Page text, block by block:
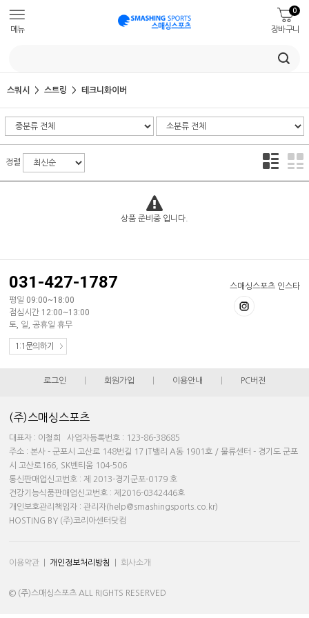
메뉴 장바구니
0
스쿼시 스트링 테크니화이버
정렬
상품 준비중 입니다.
스매싱스포츠 인스타
031-427-1787
평일 09:00~18:00
점심시간 12:00~13:00
토, 일, 공휴일 휴무
1:1문의하기
로그인 회원가입 이용안내 PC버전
(주)스매싱스포츠
대표자 : 이철희 사업자등록번호 : 123-86-38685
주소 : 본사 - 군포시 고산로 148번길 17 IT밸리 A동 1901호 / 물류센터 - 경기도 군포
시 고산로166, SK벤티움 104-506
통신판매업신고번호 : 제 2013-경기군포-0179 호
건강기능식품판매업신고번호 : 제2016-0342446호
개인보호관리책임자 : 관리자(help@smashingsports.co.kr)
HOSTING BY (주)코리아센터닷컴
이용약관 개인정보처리방침 회사소개
© (주)스매싱스포츠 ALL RIGHTS RESERVED